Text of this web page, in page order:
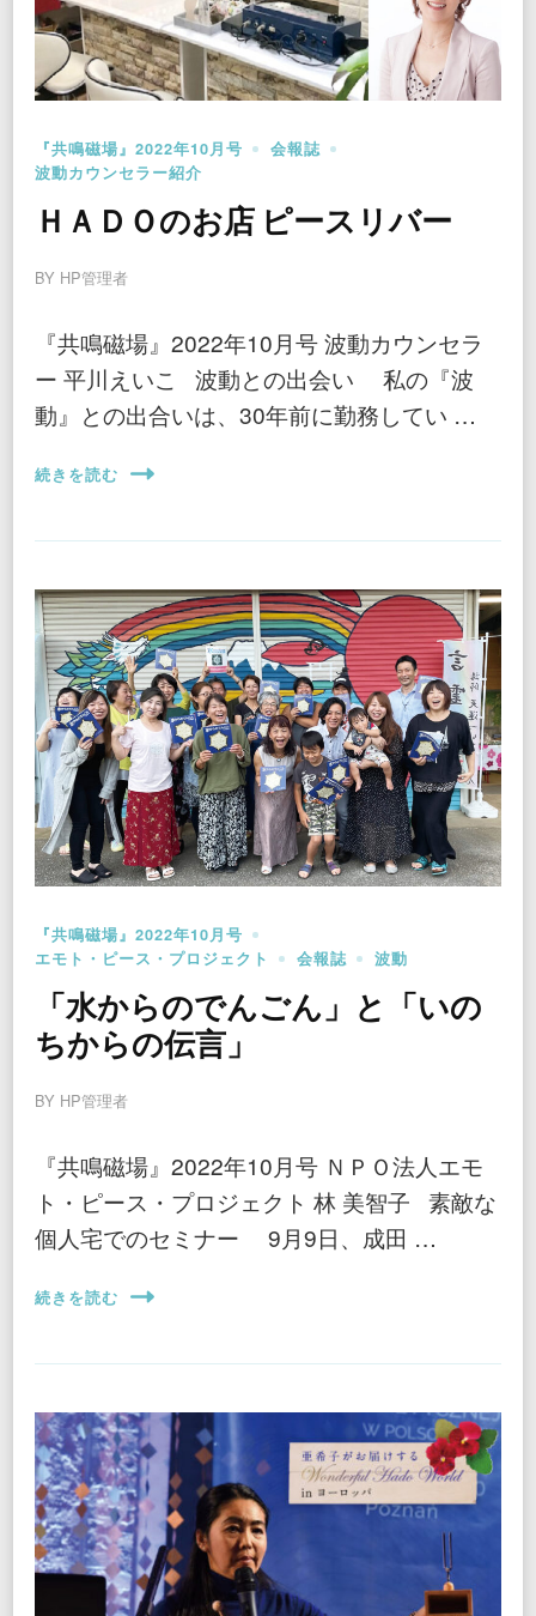
『共鳴磁場』2022年10月号
会報誌
波動カウンセラー紹介
ＨＡＤＯのお店 ピースリバー
BY HP管理者
『共鳴磁場』2022年10月号 波動カウンセラ
ー 平川えいこ 波動との出会い 私の『波
動』との出合いは、30年前に勤務してい …
続きを読む
『共鳴磁場』2022年10月号
エモト・ピース・プロジェクト
会報誌 波動
「水からのでんごん」と「いの
ちからの伝言」
BY HP管理者
『共鳴磁場』2022年10月号 ＮＰＯ法人エモ
ト・ピース・プロジェクト 林 美智子 素敵な
個人宅でのセミナー 9月9日、成田 …
続きを読む